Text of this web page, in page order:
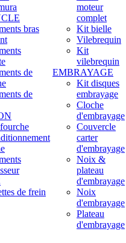
bras
de
de
de frein
moteur
complet
Kit bielle
Vilebrequin
Kit
vilebrequin
EMBRAYAGE
Kit disques
embrayage
Cloche
d'embrayage
Couvercle
carter
d'embrayage
Noix &
plateau
d'embrayage
Noix
d'embrayage
Plateau
d'embrayage